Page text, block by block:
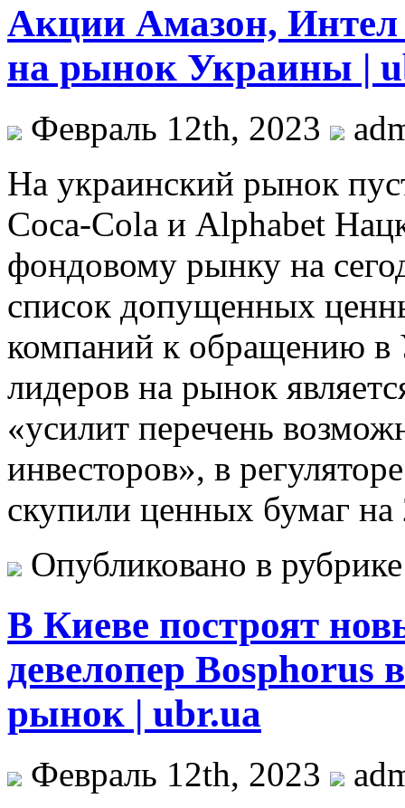
Акции Амазон, Интел
на рынок Украины |
Февраль 12th, 2023
Нa украинский рынок
Coca-Cola и Alphabet
фондовому рынку на
список допущенных
компаний к обращению в
лидеров на рынок
«усилит перечень
инвесторов», в
скупили ценных бумаг
Опубликовано в
В Киеве построят
девелопер Bosphorus
рынок | ubr.ua
Февраль 12th, 2023